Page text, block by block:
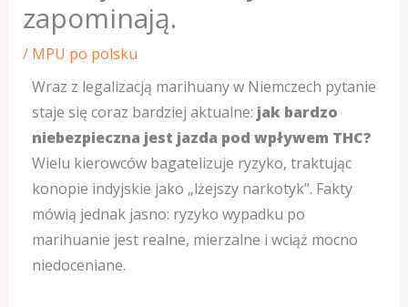
zapominają.
/ MPU po polsku
Wraz z legalizacją marihuany w Niemczech pytanie
staje się coraz bardziej aktualne: jak bardzo
niebezpieczna jest jazda pod wpływem THC?
Wielu kierowców bagatelizuje ryzyko, traktując
konopie indyjskie jako „lżejszy narkotyk”. Fakty
mówią jednak jasno: ryzyko wypadku po
marihuanie jest realne, mierzalne i wciąż mocno
niedoceniane.